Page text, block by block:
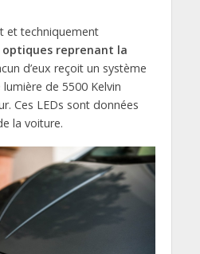
et techniquement
optiques reprenant la
d’eux reçoit un système
de 5500 Kelvin
Ces LEDs sont données
la voiture.